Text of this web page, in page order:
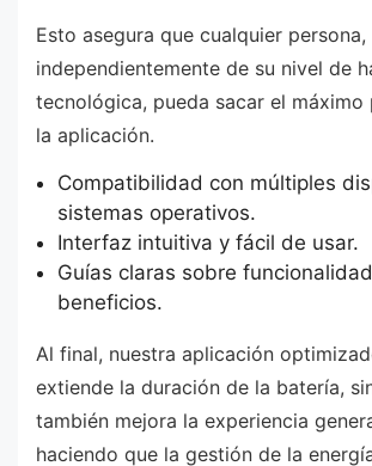
Esto asegura que cualquier persona,
independientemente de su nivel de
tecnológica, pueda sacar el máximo
la aplicación.
Compatibilidad con múltiples
sistemas operativos.
Interfaz intuitiva y fácil de usar.
Guías claras sobre
beneficios.
Al final, nuestra aplicación
extiende la duración de la batería,
también mejora la experiencia
haciendo que la gestión de la